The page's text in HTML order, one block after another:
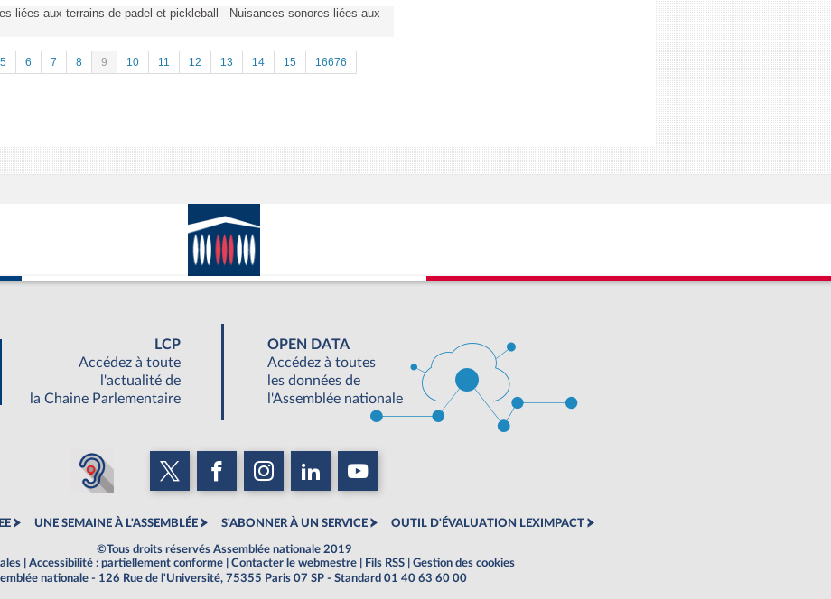
liées aux terrains de padel et pickleball - Nuisances sonores liées aux
5 6 7 8 9 10 11 12 13 14 15
16676
LCP
Accédez à toute
l'actualité de
la Chaine Parlementaire
OPEN DATA
Accédez à toutes
les données de
l'Assemblée nationale
UNE SEMAINE À L'ASSEMBLÉE S'ABONNER À UN SERVICE OUTIL D'ÉVALUATION LEXIMPACT
©Tous droits réservés Assemblée nationale 2019
Accessibilité : partiellement conforme Contacter le webmestre Fils RSS
Gestion des cookies
nationale - 126 Rue de l'Université, 75355 Paris 07 SP - Standard 01 40 63 60 00